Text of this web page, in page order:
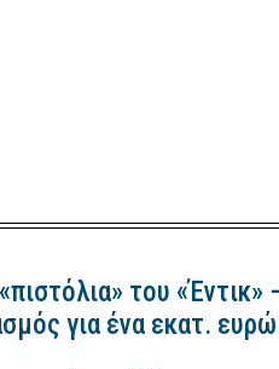
του «Έντικ»
για ένα εκατ. ευρώ